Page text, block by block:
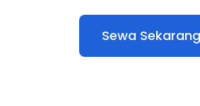
Sewa Sekarang